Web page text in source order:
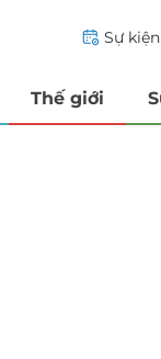
Sự kiện
Thế giới